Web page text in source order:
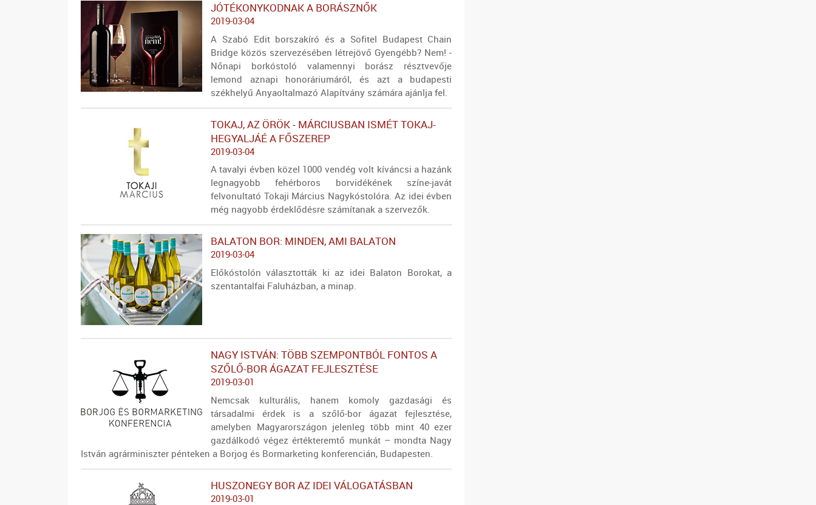
JÓTÉKONYKODNAK A BORÁSZNŐK
2019-03-04
A Szabó Edit borszakíró és a Sofitel Budapest Chain
Bridge közös szervezésében létrejövő Gyengébb? Nem! -
Nőnapi borkóstoló valamennyi borász résztvevője
lemond aznapi honoráriumáról, és azt a budapesti
székhelyű Anyaoltalmazó Alapítvány számára ajánlja fel.
TOKAJ, AZ ÖRÖK - MÁRCIUSBAN ISMÉT TOKAJ-
HEGYALJÁÉ A FŐSZEREP
2019-03-04
A tavalyi évben közel 1000 vendég volt kíváncsi a hazánk
legnagyobb fehérboros borvidékének színe-javát
felvonultató Tokaji Március Nagykóstolóra. Az idei évben
még nagyobb érdeklődésre számítanak a szervezők.
BALATON BOR: MINDEN, AMI BALATON
2019-03-04
Előkóstolón választották ki az idei Balaton Borokat, a
szentantalfai Faluházban, a minap.
NAGY ISTVÁN: TÖBB SZEMPONTBÓL FONTOS A
SZŐLŐ-BOR ÁGAZAT FEJLESZTÉSE
2019-03-01
Nemcsak kulturális, hanem komoly gazdasági és
társadalmi érdek is a szőlő-bor ágazat fejlesztése,
amelyben Magyarországon jelenleg több mint 40 ezer
gazdálkodó végez értékteremtő munkát – mondta Nagy
István agrárminiszter pénteken a Borjog és Bormarketing konferencián, Budapesten.
HUSZONEGY BOR AZ IDEI VÁLOGATÁSBAN
2019-03-01